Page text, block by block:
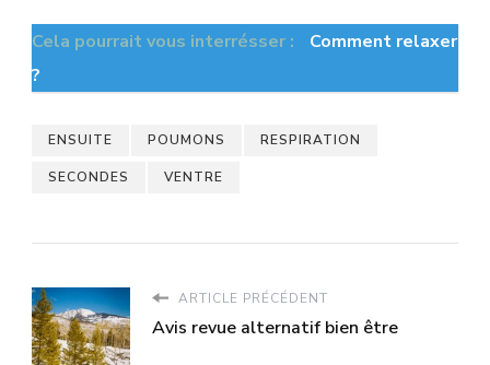
Cela pourrait vous interrésser :
Comment relaxer
?
ENSUITE POUMONS RESPIRATION
SECONDES VENTRE
ARTICLE PRÉCÉDENT
Avis revue alternatif bien être